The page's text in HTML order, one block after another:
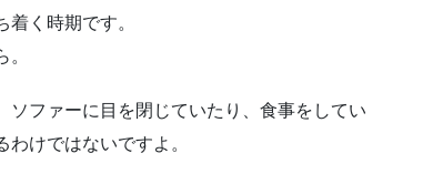
く時期です。
ファーに目を閉じていたり、食事をしてい
けではないですよ。